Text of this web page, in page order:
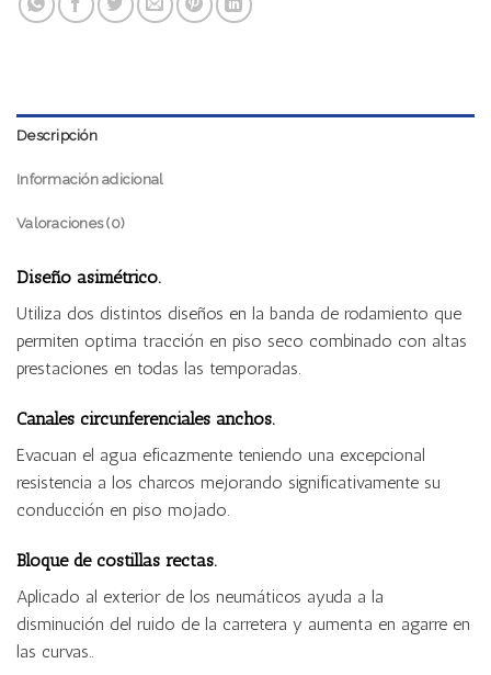
Descripción
Información adicional
Valoraciones (0)
Diseño asimétrico.
Utiliza dos distintos diseños en la banda de rodamiento que
permiten optima tracción en piso seco combinado con altas
prestaciones en todas las temporadas.
Canales circunferenciales anchos.
Evacuan el agua eficazmente teniendo una excepcional
resistencia a los charcos mejorando significativamente su
conducción en piso mojado.
Bloque de costillas rectas.
Aplicado al exterior de los neumáticos ayuda a la
disminución del ruido de la carretera y aumenta en agarre en
las curvas..